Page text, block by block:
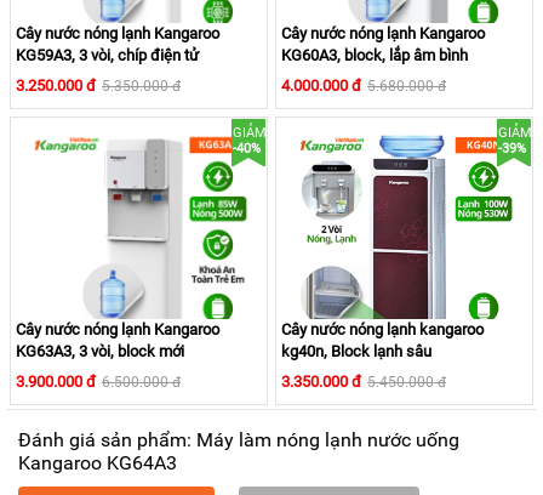
3 cần gạt lấy nước riêng biệt dễ dùng và tiện lợi, khóa nước
nóng an toàn với trẻ em. Máy làm nóng lạnh nước uống
KG64A3 trang bị đèn báo sáng hiển thị thông tin dễ dàng
quan sát trong quá trình lấy nước. Khay hứng nước tháo rời
Cây nước nóng lạnh Kangaroo
KG59A3, 3 vòi, chíp điện tử
3.250.000 đ 5.350.000 đ
Cây nước nóng lạnh Kangaroo
KG60A3, block, lắp âm bình
4.000.000 đ 5.680.000 đ
GIẢM
-40%
Cây nước nóng lạnh Kangaroo
KG63A3, 3 vòi, block mới
3.900.000 đ 6.500.000 đ
GIẢM
-39%
Cây nước nóng lạnh kangaroo
kg40n, Block lạnh sâu
3.350.000 đ 5.450.000 đ
Đánh giá sản phẩm: Máy làm nóng lạnh nước uống
Kangaroo KG64A3